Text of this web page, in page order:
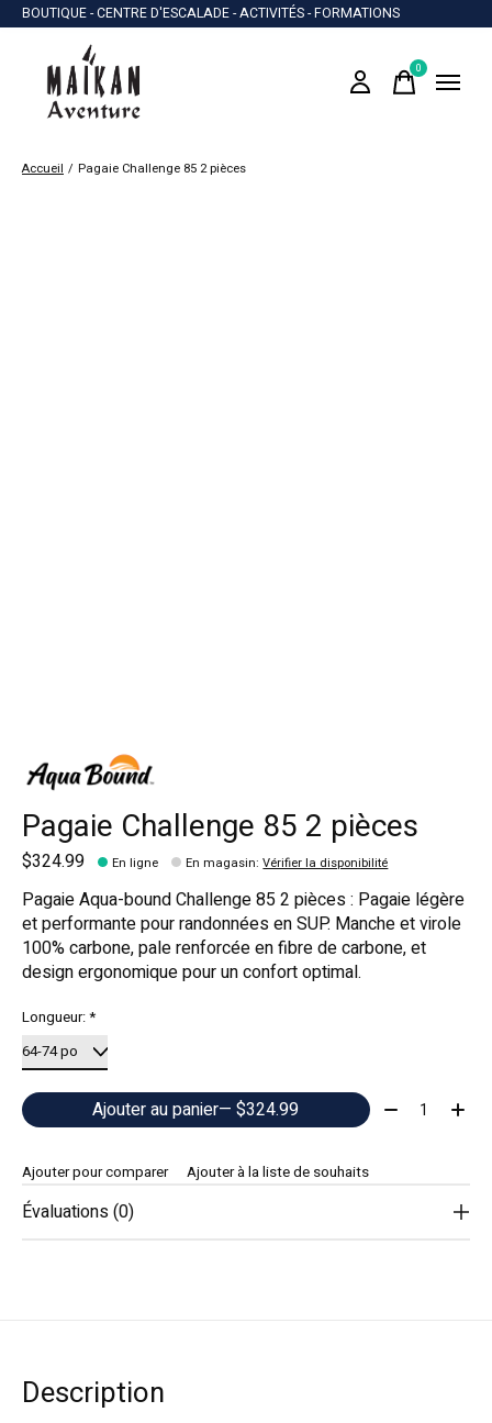
BOUTIQUE - CENTRE D'ESCALADE - ACTIVITÉS - FORMATIONS
0items
Accueil / Pagaie Challenge 85 2 pièces
Pagaie Challenge 85 2 pièces
$324.99 En ligne En magasin:Vérifier la disponibilité
Pagaie Aqua-bound Challenge 85 2 pièces : Pagaie légère
et performante pour randonnées en SUP. Manche et virole
100% carbone, pale renforcée en fibre de carbone, et
design ergonomique pour un confort optimal.
Longueur:*
Ajouter au panier — $324.99 Quantité:
Ajouter pour comparer Ajouter à la liste de souhaits
Évaluations (0)
Description